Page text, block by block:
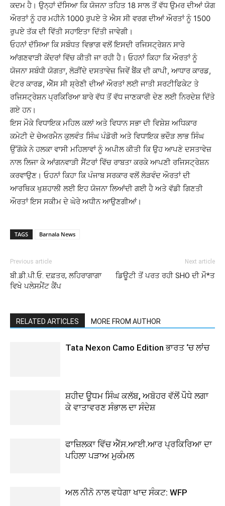
ਕਦਮ ਹੈ। ਉਨ੍ਹਾਂ ਦੱਸਿਆ ਕਿ ਯੋਜਨਾ ਤਹਿਤ 18 ਸਾਲ ਤੋਂ ਵੱਧ ਉਮਰ ਦੀਆਂ ਯੋਗ
ਔਰਤਾਂ ਨੂੰ ਹਰ ਮਹੀਨੇ 1000 ਰੁਪਏ ਤੇ ਐਸ ਸੀ ਵਰਗ ਦੀਆਂ ਔਰਤਾਂ ਨੂੰ 1500
ਰੁਪਏ ਤੱਕ ਦੀ ਵਿੱਤੀ ਸਹਾਇਤਾ ਦਿੱਤੀ ਜਾਵੇਗੀ।
ਓਹਨਾਂ ਦੱਸਿਆ ਕਿ ਸਬੰਧਤ ਵਿਭਾਗ ਵਲੋਂ ਇਸਦੀ ਰਜਿਸਟ੍ਰੇਸ਼ਨ ਸਾਰੇ
ਆਂਗਣਵਾੜੀ ਕੇਂਦਰਾਂ ਵਿੱਚ ਕੀਤੀ ਜਾ ਰਹੀ ਹੈ। ਓਹਨਾਂ ਕਿਹਾ ਕਿ ਔਰਤਾਂ ਨੂੰ
ਯੋਜਨਾ ਸਬੰਧੀ ਯੋਗਤਾ, ਲੋੜੀਂਦੇ ਦਸਤਾਵੇਜ਼ ਜਿਵੇਂ ਬੈਂਕ ਦੀ ਕਾਪੀ, ਆਧਾਰ ਕਾਰਡ,
ਵੋਟਰ ਕਾਰਡ, ਐੱਸ ਸੀ ਸ਼੍ਰੇਣੀ ਦੀਆਂ ਔਰਤਾਂ ਲਈ ਜਾਤੀ ਸਰਟੀਫਿਕੇਟ ਤੇ
ਰਜਿਸਟ੍ਰੇਸ਼ਨ ਪ੍ਰਕਿਰਿਆ ਬਾਰੇ ਵੱਧ ਤੋਂ ਵੱਧ ਜਾਣਕਾਰੀ ਦੇਣ ਲਈ ਨਿਰਦੇਸ਼ ਦਿੱਤੇ
ਗਏ ਹਨ।
ਇਸ ਮੌਕੇ ਵਿਧਾਇਕ ਮਹਿਲ ਕਲਾਂ ਅਤੇ ਵਿਧਾਨ ਸਭਾ ਦੀ ਵਿਸ਼ੇਸ਼ ਅਧਿਕਾਰ
ਕਮੇਟੀ ਦੇ ਚੇਅਰਮੈਨ ਕੁਲਵੰਤ ਸਿੰਘ ਪੰਡੋਰੀ ਅਤੇ ਵਿਧਾਇਕ ਭਦੌੜ ਲਾਭ ਸਿੰਘ
ਉੱਗੋਕੇ ਨੇ ਹਲਕਾ ਵਾਸੀ ਮਹਿਲਾਵਾਂ ਨੂੰ ਅਪੀਲ ਕੀਤੀ ਕਿ ਉਹ ਆਪਣੇ ਦਸਤਾਵੇਜ਼
ਨਾਲ ਲਿਜਾ ਕੇ ਆਂਗਨਵਾੜੀ ਸੈਂਟਰਾਂ ਵਿੱਚ ਰਾਬਤਾ ਕਰਕੇ ਆਪਣੀ ਰਜਿਸਟ੍ਰੇਸ਼ਨ
ਕਰਵਾਉਣ। ਓਹਨਾਂ ਕਿਹਾ ਕਿ ਪੰਜਾਬ ਸਰਕਾਰ ਵਲੋਂ ਲੋੜਵੰਦ ਔਰਤਾਂ ਦੀ
ਆਰਥਿਕ ਖੁਸ਼ਹਾਲੀ ਲਈ ਇਹ ਯੋਜਨਾ ਲਿਆਂਦੀ ਗਈ ਹੈ ਅਤੇ ਵੱਡੀ ਗਿਣਤੀ
ਔਰਤਾਂ ਇਸ ਸਕੀਮ ਦੇ ਘੇਰੇ ਅਧੀਨ ਆਉਣਗੀਆਂ।
TAGS Barnala News
Previous article
ਬੀ.ਡੀ.ਪੀ.ਓ. ਦਫ਼ਤਰ, ਲਹਿਰਾਗਾਗਾ
ਵਿਖੇ ਪਲੇਸਮੈਂਟ ਕੈਂਪ
Next article
ਡਿਊਟੀ ਤੋਂ ਪਰਤ ਰਹੀ SHO ਦੀ ਮੌ*ਤ
RELATED ARTICLES MORE FROM AUTHOR
Tata Nexon Camo Edition ਭਾਰਤ ‘ਚ ਲਾਂਚ
ਸ਼ਹੀਦ ਊਧਮ ਸਿੰਘ ਕਲੱਬ, ਅਬੋਹਰ ਵੱਲੋਂ ਪੌਧੇ ਲਗਾ
ਕੇ ਵਾਤਾਵਰਣ ਸੰਭਾਲ ਦਾ ਸੰਦੇਸ਼
ਫਾਜ਼ਿਲਕਾ ਵਿੱਚ ਐੱਸ.ਆਈ.ਆਰ ਪ੍ਰਕਿਰਿਆ ਦਾ
ਪਹਿਲਾ ਪੜਾਅ ਮੁਕੰਮਲ
ਅਲ ਨੀਨੋ ਨਾਲ ਵਧੇਗਾ ਖਾਦ ਸੰਕਟ: WFP